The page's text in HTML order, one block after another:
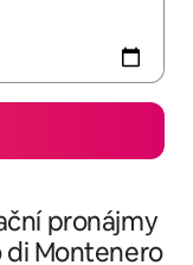
pronájmy
di Montenero